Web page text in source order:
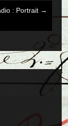
: Portrait →